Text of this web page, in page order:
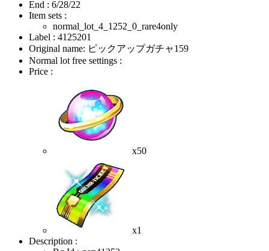
End : 6/28/22
Item sets :
normal_lot_4_1252_0_rare4only
Label : 4125201
Original name: ピックアップガチャ159
Normal lot free settings :
Price :
x50
x1
Description :